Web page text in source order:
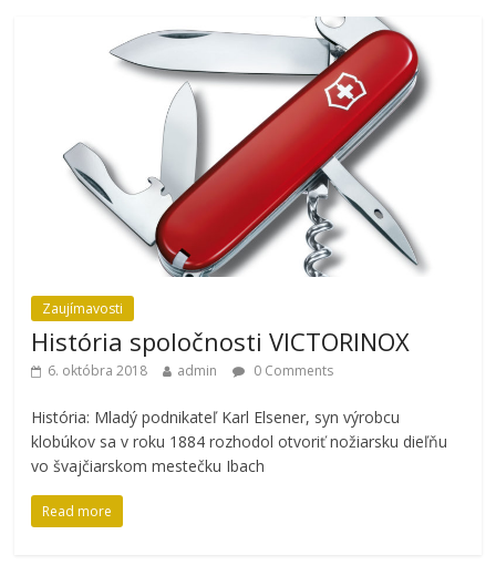
Zaujímavosti
História spoločnosti VICTORINOX
6. októbra 2018 admin 0 Comments
História: Mladý podnikateľ Karl Elsener, syn výrobcu
klobúkov sa v roku 1884 rozhodol otvoriť nožiarsku dieľňu
vo švajčiarskom mestečku Ibach
Read more